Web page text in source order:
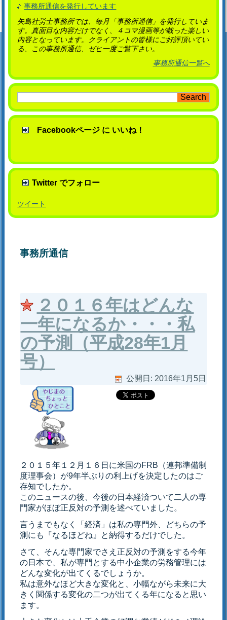
事務所通信を発行しています
矢島社労士事務所では、毎月「事務所通信」を発行していま
す。真面目な内容だけでなく、４コマ漫画等が載った楽しい
内容となっています。クライアントの皆様にご好評頂いてい
る、この事務所通信、ゼヒ一度ご覧下さい。
事務所通信一覧へ
Facebookページ に いいね！
Twitter でフォロー
ツイート
事務所通信
２０１６年はどんな
一年になるか・・・私
の予測（平成28年1月
号）
公開日: 2016年1月5日
２０１５年１２月１６日に米国のFRB（連邦準備制
度理事会）が9年半ぶりの利上げを決定したのはご
存知でしたか。
このニュースの後、今後の日本経済ついて二人の専
門家がほぼ正反対の予測を述べていました。
言うまでもなく「経済」は私の専門外、どちらの予
測にも『なるほどね』と納得するだけでした。
さて、そんな専門家でさえ正反対の予測をする今年
の日本で、私が専門とする中小企業の労務管理には
どんな変化が出てくるでしょうか。
私は意外なほど大きな変化と、小幅ながら未来に大
きく関係する変化の二つが出てくる年になると思い
ます。